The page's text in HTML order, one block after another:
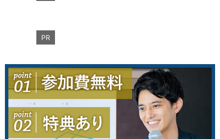
PR